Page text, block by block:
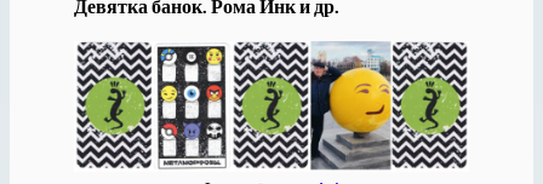
Девятка банок. Рома Инк и др.